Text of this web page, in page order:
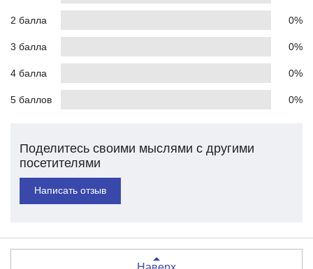
2 балла 0%
3 балла 0%
4 балла 0%
5 баллов 0%
Поделитесь своими мыслями с другими
посетителями
Написать отзыв